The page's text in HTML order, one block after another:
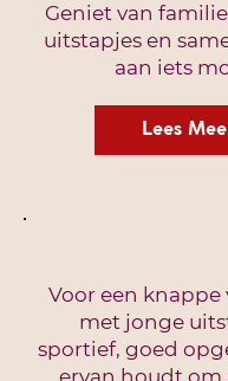
Geniet van
uitstapjes en
aan iets
Lees
Voor een knappe
met jonge
sportief, goed
ervan houdt om